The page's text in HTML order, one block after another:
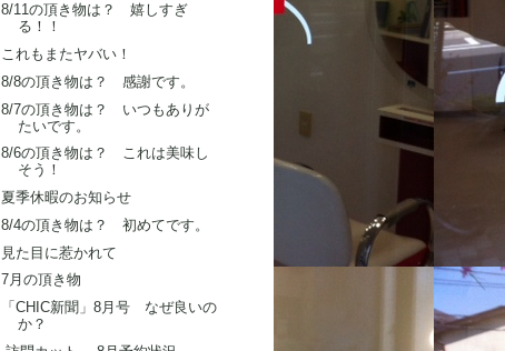
8/11の頂き物は？ 嬉しすぎ
る！！
これもまたヤバい！
8/8の頂き物は？ 感謝です。
8/7の頂き物は？ いつもありが
たいです。
8/6の頂き物は？ これは美味し
そう！
夏季休暇のお知らせ
8/4の頂き物は？ 初めてです。
見た目に惹かれて
7月の頂き物
「CHIC新聞」8月号 なぜ良いの
か？